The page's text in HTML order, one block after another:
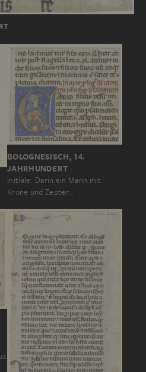
BOLOGNESISCH, 14.
JAHRHUNDERT
Initiale: Darin ein Mann mit
Krone und Zepter…